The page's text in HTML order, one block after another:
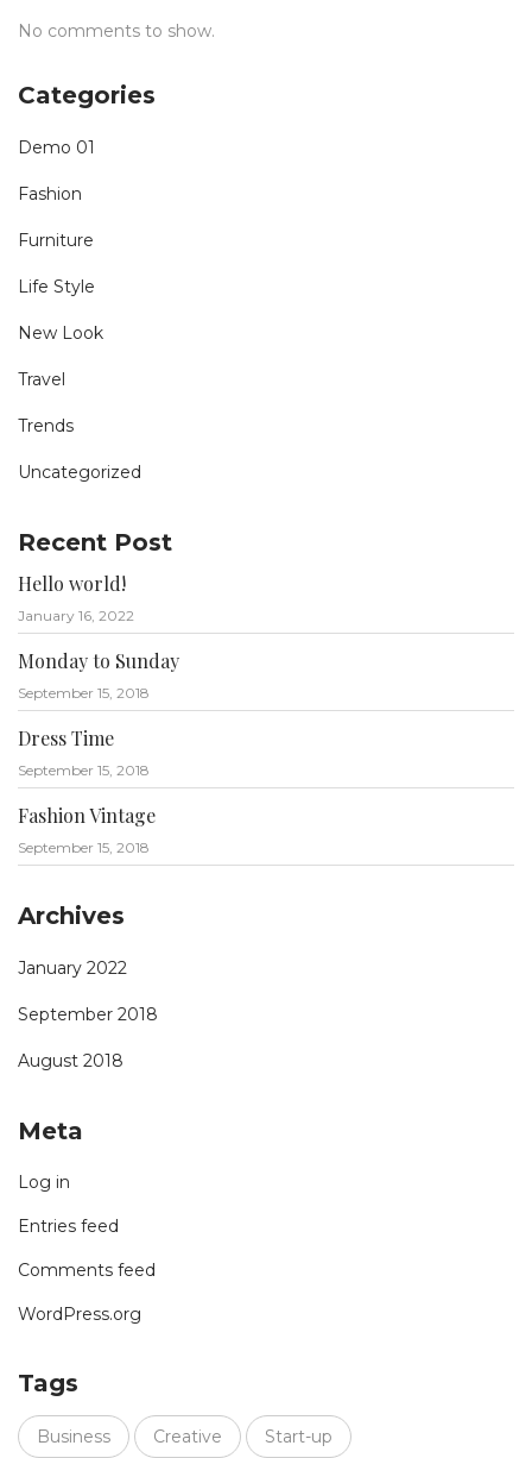
No comments to show.
Categories
Demo 01
Fashion
Furniture
Life Style
New Look
Travel
Trends
Uncategorized
Recent Post
Hello world!
January 16, 2022
Monday to Sunday
September 15, 2018
Dress Time
September 15, 2018
Fashion Vintage
September 15, 2018
Archives
January 2022
September 2018
August 2018
Meta
Log in
Entries feed
Comments feed
WordPress.org
Tags
Business Creative Start-up